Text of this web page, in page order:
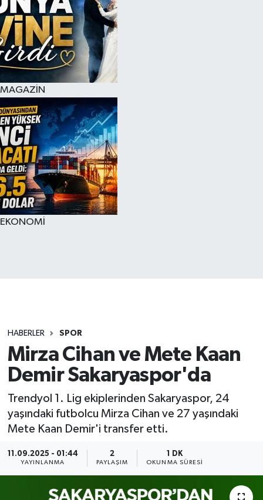
MAGAZİN
EKONOMİ
HABERLER SPOR
Mirza Cihan ve Mete Kaan
Demir Sakaryaspor'da
Trendyol 1. Lig ekiplerinden Sakaryaspor, 24
yaşındaki futbolcu Mirza Cihan ve 27 yaşındaki
Mete Kaan Demir'i transfer etti.
11.09.2025 - 01:44
YAYINLANMA
2
PAYLAŞIM
1 DK
OKUNMA SÜRESI